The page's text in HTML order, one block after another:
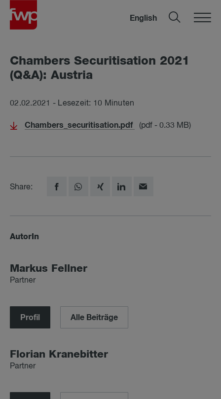
English
Cham­bers Se­cu­ri­ti­sa­ti­on 2021
(Q&A): Aus­tria
02.02.2021 - Lesezeit: 10 Minuten
Chambers_securitisation.pdf (pdf - 0.33 MB)
Share:
AutorIn
Mar­kus Fell­ner
Partner
Profil Alle Beiträge
Flo­ri­an Kra­ne­bit­ter
Partner